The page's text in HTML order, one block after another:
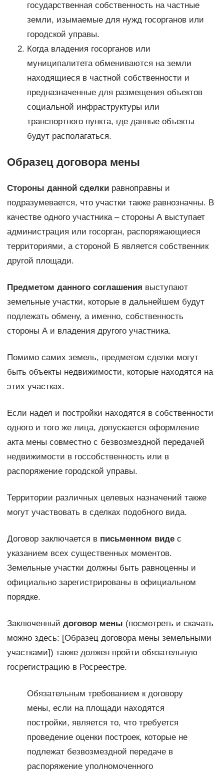
государственная собственность на частные
земли, изымаемые для нужд госорганов или
городской управы.
Когда владения госорганов или
муниципалитета обмениваются на земли
находящиеся в частной собственности и
предназначенные для размещения объектов
социальной инфраструктуры или
транспортного пункта, где данные объекты
будут располагаться.
Образец договора мены
Стороны данной сделкиравноправны и
подразумевается, что участки также равнозначны. В
качестве одного участника – стороны А выступает
администрация или госорган, распоряжающиеся
территориями, а стороной Б является собственник
другой площади.
Предметом данного соглашения выступают
земельные участки, которые в дальнейшем будут
подлежать обмену, а именно, собственность
стороны А и владения другого участника.
Помимо самих земель, предметом сделки могут
быть объекты недвижимости, которые находятся на
этих участках.
Если надел и постройки находятся в собственности
одного и того же лица, допускается оформление
акта мены совместно с безвозмездной передачей
недвижимости в госсобственность или в
распоряжение городской управы.
Территории различных целевых назначений также
могут участвовать в сделках подобного вида.
Договор заключается в письменном видес
указанием всех существенных моментов.
Земельные участки должны быть равноценны и
официально зарегистрированы в официальном
порядке.
Заключенный договор мены (посмотреть и скачать
можно здесь: [Образец договора мены земельными
участками]) также должен пройти обязательную
госрегистрацию в Росреестре.
Обязательным требованием к договору
мены, если на площади находятся
постройки, является то, что требуется
проведение оценки построек, которые не
подлежат безвозмездной передаче в
распоряжение уполномоченного